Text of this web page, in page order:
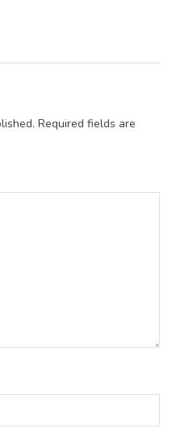
Required fields are